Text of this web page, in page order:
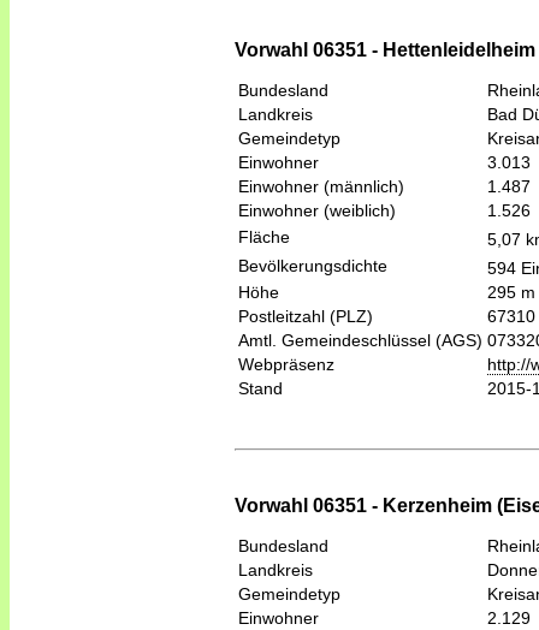
Vorwahl 06351 -
Bundesland
Landkreis
Bad
Gemeindetyp
Einwohner
3.013
Einwohner (männlich)
1.487
Einwohner (weiblich)
1.526
Fläche
5,07
Bevölkerungsdichte
594
Höhe
295 m
Postleitzahl (PLZ)
67310
Amtl. Gemeindeschlüssel (AGS)
Webpräsenz
http://
Stand
2015-
Vorwahl 06351 - Kerzenheim
Bundesland
Landkreis
Gemeindetyp
Einwohner
2.129